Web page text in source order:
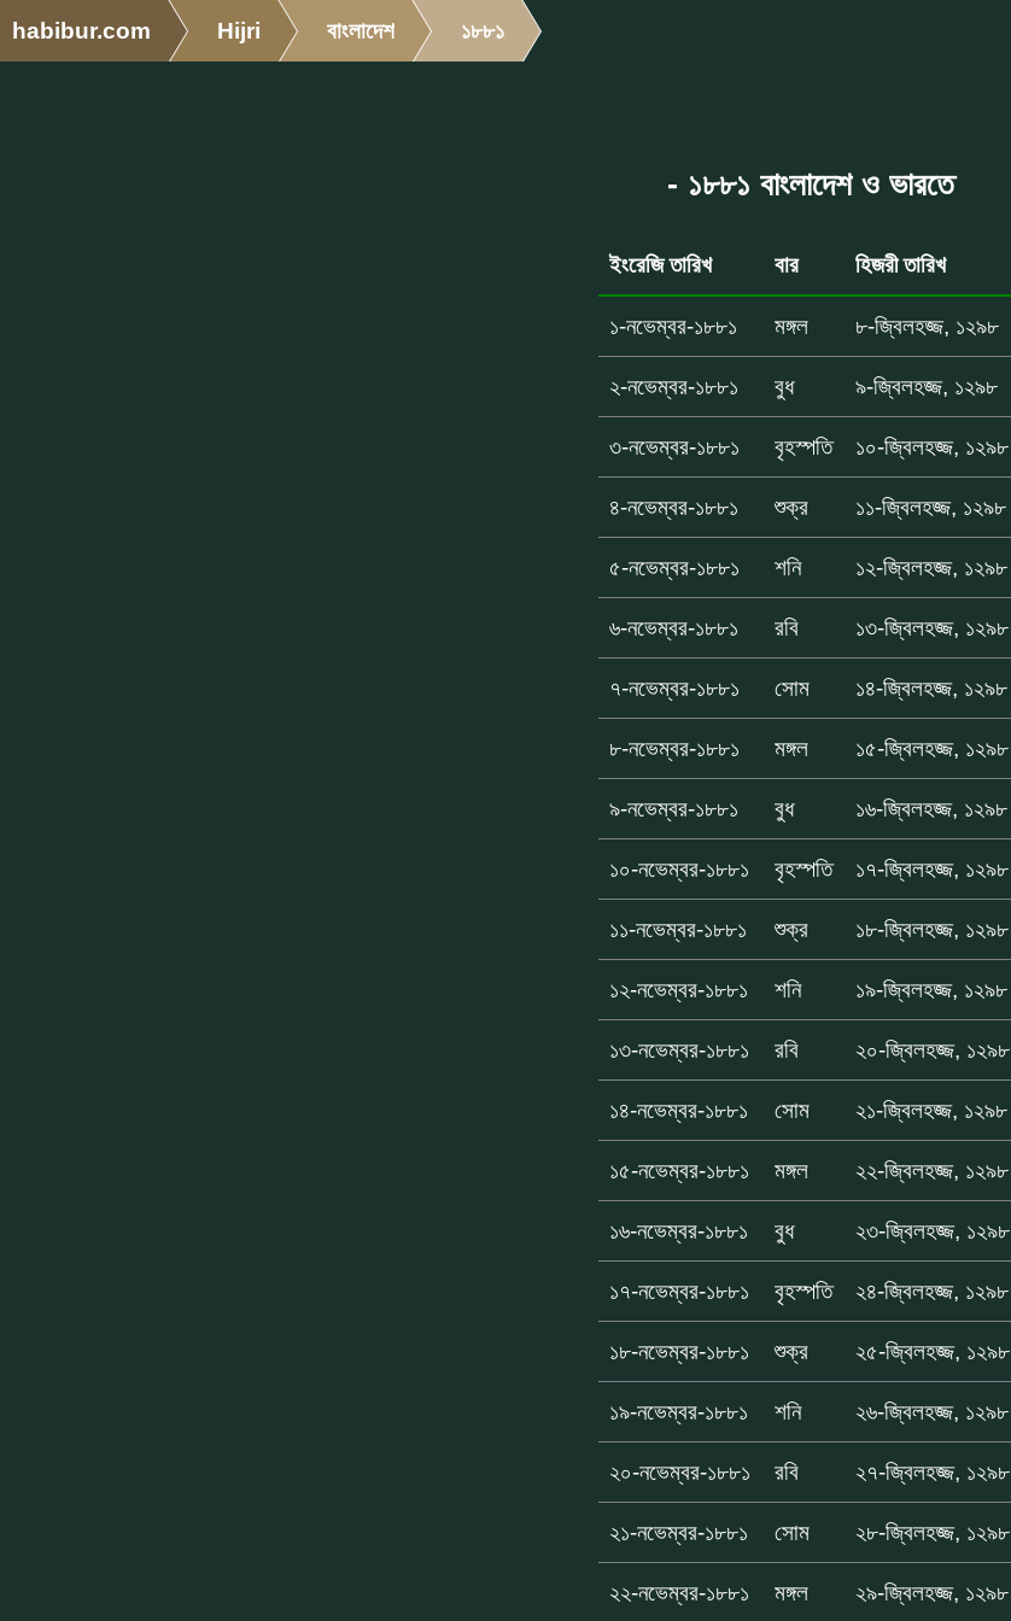
habibur.com Hijri বাংলাদেশ ১৮৮১
- ১৮৮১ বাংলাদেশ ও ভারতে
ইংরেজি তারিখ বার হিজরী তারিখ
১-নভেম্বর-১৮৮১ মঙ্গল ৮-জ্বিলহজ্জ, ১২৯৮
২-নভেম্বর-১৮৮১ বুধ ৯-জ্বিলহজ্জ, ১২৯৮
৩-নভেম্বর-১৮৮১ বৃহস্পতি ১০-জ্বিলহজ্জ, ১২৯৮
৪-নভেম্বর-১৮৮১ শুক্র ১১-জ্বিলহজ্জ, ১২৯৮
৫-নভেম্বর-১৮৮১ শনি ১২-জ্বিলহজ্জ, ১২৯৮
৬-নভেম্বর-১৮৮১ রবি ১৩-জ্বিলহজ্জ, ১২৯৮
৭-নভেম্বর-১৮৮১ সোম ১৪-জ্বিলহজ্জ, ১২৯৮
৮-নভেম্বর-১৮৮১ মঙ্গল ১৫-জ্বিলহজ্জ, ১২৯৮
৯-নভেম্বর-১৮৮১ বুধ ১৬-জ্বিলহজ্জ, ১২৯৮
১০-নভেম্বর-১৮৮১ বৃহস্পতি ১৭-জ্বিলহজ্জ, ১২৯৮
১১-নভেম্বর-১৮৮১ শুক্র ১৮-জ্বিলহজ্জ, ১২৯৮
১২-নভেম্বর-১৮৮১ শনি ১৯-জ্বিলহজ্জ, ১২৯৮
১৩-নভেম্বর-১৮৮১ রবি ২০-জ্বিলহজ্জ, ১২৯৮
১৪-নভেম্বর-১৮৮১ সোম ২১-জ্বিলহজ্জ, ১২৯৮
১৫-নভেম্বর-১৮৮১ মঙ্গল ২২-জ্বিলহজ্জ, ১২৯৮
১৬-নভেম্বর-১৮৮১ বুধ ২৩-জ্বিলহজ্জ, ১২৯৮
১৭-নভেম্বর-১৮৮১ বৃহস্পতি ২৪-জ্বিলহজ্জ, ১২৯৮
১৮-নভেম্বর-১৮৮১ শুক্র ২৫-জ্বিলহজ্জ, ১২৯৮
১৯-নভেম্বর-১৮৮১ শনি ২৬-জ্বিলহজ্জ, ১২৯৮
২০-নভেম্বর-১৮৮১ রবি ২৭-জ্বিলহজ্জ, ১২৯৮
২১-নভেম্বর-১৮৮১ সোম ২৮-জ্বিলহজ্জ, ১২৯৮
২২-নভেম্বর-১৮৮১ মঙ্গল ২৯-জ্বিলহজ্জ, ১২৯৮